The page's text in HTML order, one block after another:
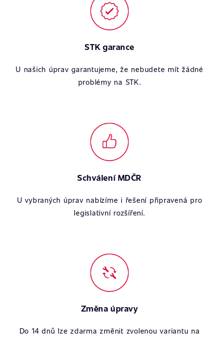
STK garance
U našich úprav garantujeme, že nebudete mít žádné
problémy na STK.
Schválení MDČR
U vybraných úprav nabízíme i řešení připravená pro
legislativní rozšíření.
Změna úpravy
Do 14 dnů lze zdarma změnit zvolenou variantu na